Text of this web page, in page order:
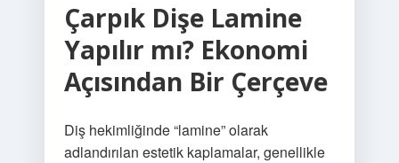
Çarpık Dişe Lamine
Yapılır mı? Ekonomi
Açısından Bir Çerçeve
Diş hekimliğinde “lamine” olarak
adlandırılan estetik kaplamalar, genellikle